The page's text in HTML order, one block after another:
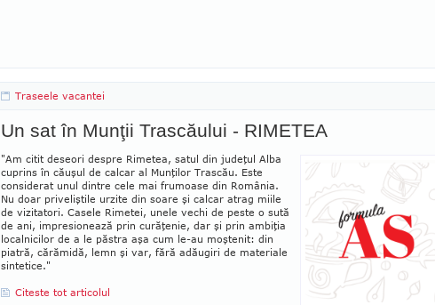
Traseele vacantei
Un sat în Munţii Trascăului - RIMETEA
"Am citit deseori despre Rimetea, satul din judeţul Alba
cuprins în căuşul de cal­car al Munţilor Trascău. Este
consi­derat unul dintre cele mai frumoase din România.
Nu doar priveliştile urzite din soare şi calcar atrag miile
de vizitatori. Casele Rimetei, unele vechi de peste o sută
de ani, impresionează prin curăţenie, dar şi prin ambiţia
localnicilor de a le păstra aşa cum le-au moştenit: din
piatră, cărămidă, lemn şi var, fără adăugiri de materiale
sintetice."
Citeste tot articolul